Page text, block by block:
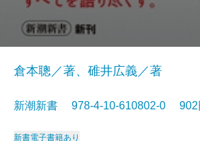
倉本聰／著、碓井広義／著
新潮新書 978-4-10-610802-0
新書電子書籍あり